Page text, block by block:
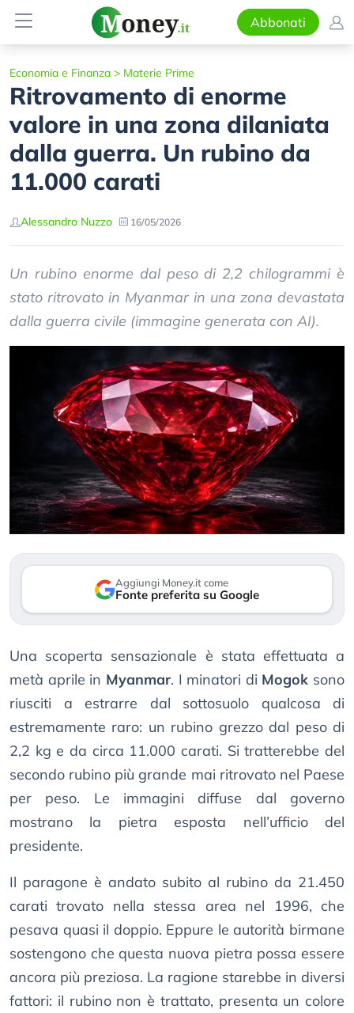
Abbonati
Economia e Finanza > Materie Prime
Ritrovamento di enorme
valore in una zona dilaniata
dalla guerra. Un rubino da
11.000 carati
Alessandro Nuzzo 16/05/2026
Un rubino enorme dal peso di 2,2 chilogrammi è
stato ritrovato in Myanmar in una zona devastata
dalla guerra civile (immagine generata con AI).
Aggiungi Money.it come
Fonte preferita su Google
Una scoperta sensazionale è stata effettuata a
metà aprile in Myanmar. I minatori di Mogok sono
riusciti a estrarre dal sottosuolo qualcosa di
estremamente raro: un rubino grezzo dal peso di
2,2 kg e da circa 11.000 carati. Si tratterebbe del
secondo rubino più grande mai ritrovato nel Paese
per peso. Le immagini diffuse dal governo
mostrano la pietra esposta nell’ufficio del
presidente.
Il paragone è andato subito al rubino da 21.450
carati trovato nella stessa area nel 1996, che
pesava quasi il doppio. Eppure le autorità birmane
sostengono che questa nuova pietra possa essere
ancora più preziosa. La ragione starebbe in diversi
fattori: il rubino non è trattato, presenta un colore